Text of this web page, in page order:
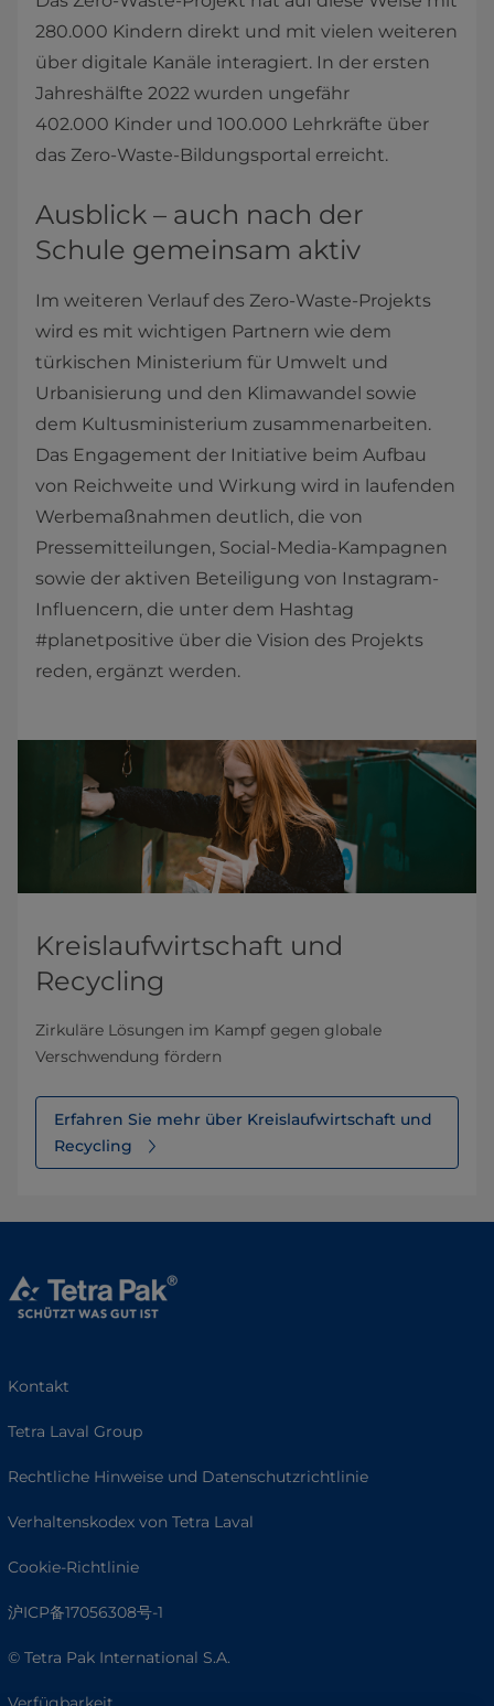
280.000 Kindern direkt und mit vielen weiteren
über digitale Kanäle interagiert. In der ersten
Jahreshälfte 2022 wurden ungefähr
402.000 Kinder und 100.000 Lehrkräfte über
das Zero-Waste-Bildungsportal erreicht.
Ausblick – auch nach der
Schule gemeinsam aktiv
Im weiteren Verlauf des Zero-Waste-Projekts
wird es mit wichtigen Partnern wie dem
türkischen Ministerium für Umwelt und
Urbanisierung und den Klimawandel sowie
dem Kultusministerium zusammenarbeiten.
Das Engagement der Initiative beim Aufbau
von Reichweite und Wirkung wird in laufenden
Werbemaßnahmen deutlich, die von
Pressemitteilungen, Social-Media-Kampagnen
sowie der aktiven Beteiligung von Instagram-
Influencern, die unter dem Hashtag
#planetpositive über die Vision des Projekts
reden, ergänzt werden.
Kreislaufwirtschaft und
Recycling
Zirkuläre Lösungen im Kampf gegen globale
Verschwendung fördern
Erfahren Sie mehr über Kreislaufwirtschaft und
Recycling
Kontakt
Tetra Laval Group
Rechtliche Hinweise und Datenschutzrichtlinie
Verhaltenskodex von Tetra Laval
Cookie-Richtlinie
沪ICP备17056308号-1
© Tetra Pak International S.A.